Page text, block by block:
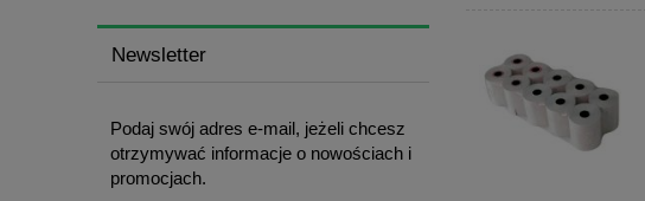
Newsletter
Podaj swój adres e-mail, jeżeli chcesz
otrzymywać informacje o nowościach i
promocjach.